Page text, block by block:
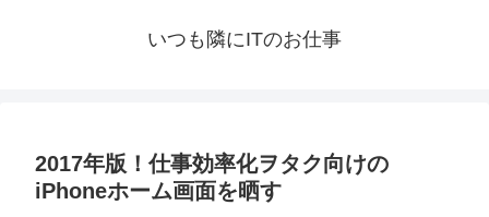
いつも隣にITのお仕事
2017年版！仕事効率化ヲタク向けの
iPhoneホーム画面を晒す